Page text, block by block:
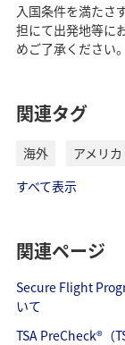
入国条件を満たさ
担にて出発地等に
めご了承ください。
関連タグ
海外 アメリカ
すべて表示
関連ページ
Secure Flight
いて
TSA PreCheck®（